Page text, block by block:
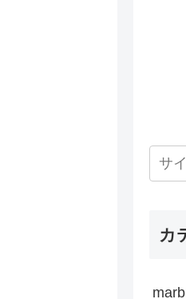
カ